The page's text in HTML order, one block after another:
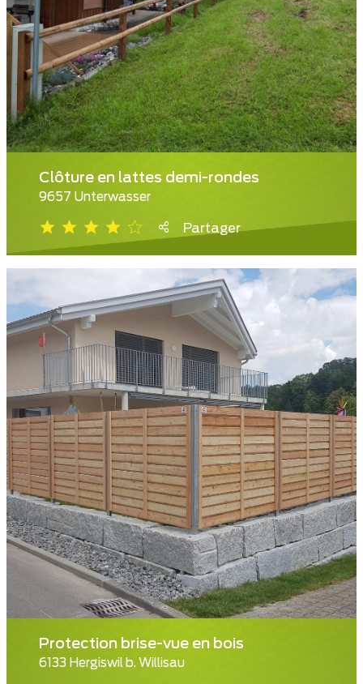
Clôture en lattes demi-rondes
9657 Unterwasser
Partager
Protection brise-vue en bois
6133 Hergiswil b. Willisau